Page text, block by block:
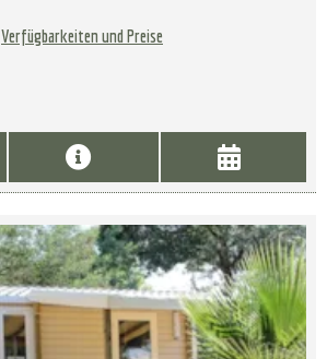
Verfügbarkeiten und Preise